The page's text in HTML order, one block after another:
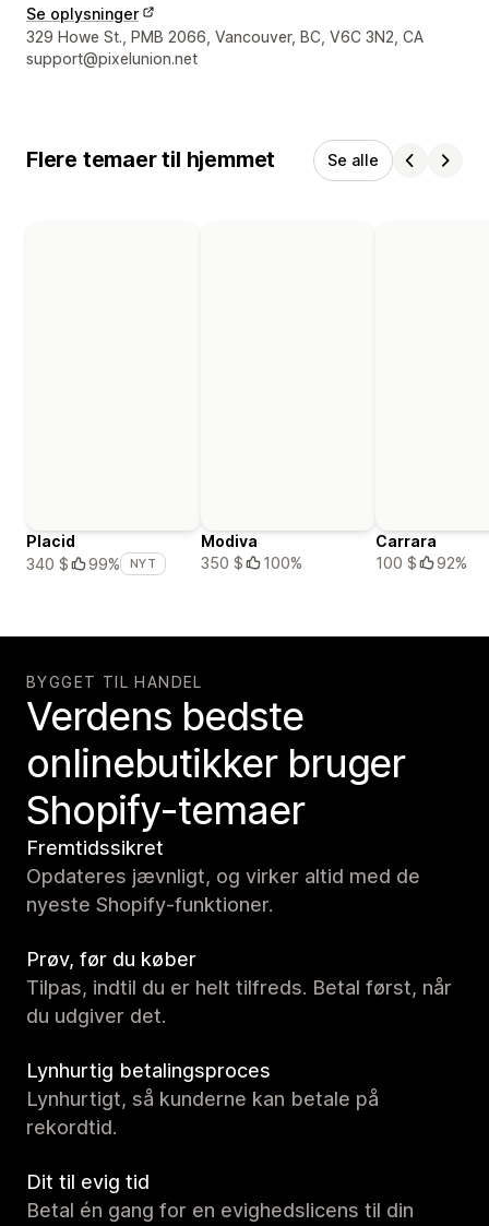
Se oplysninger
Se kontaktoplysninger
329 Howe St., PMB 2066, Vancouver, BC, V6C 3N2, CA
support@pixelunion.net
Flere temaer til hjemmet Se alle
Placid
340 $
99% NYT
Modiva
350 $
100%
Carrara
100 $
92%
BYGGET TIL HANDEL
Verdens bedste
onlinebutikker bruger
Shopify-temaer
Fremtidssikret
Opdateres jævnligt, og virker altid med de
nyeste Shopify-funktioner.
Prøv, før du køber
Tilpas, indtil du er helt tilfreds. Betal først, når
du udgiver det.
Lynhurtig betalingsproces
Lynhurtigt, så kunderne kan betale på
rekordtid.
Dit til evig tid
Betal én gang for en evighedslicens til din